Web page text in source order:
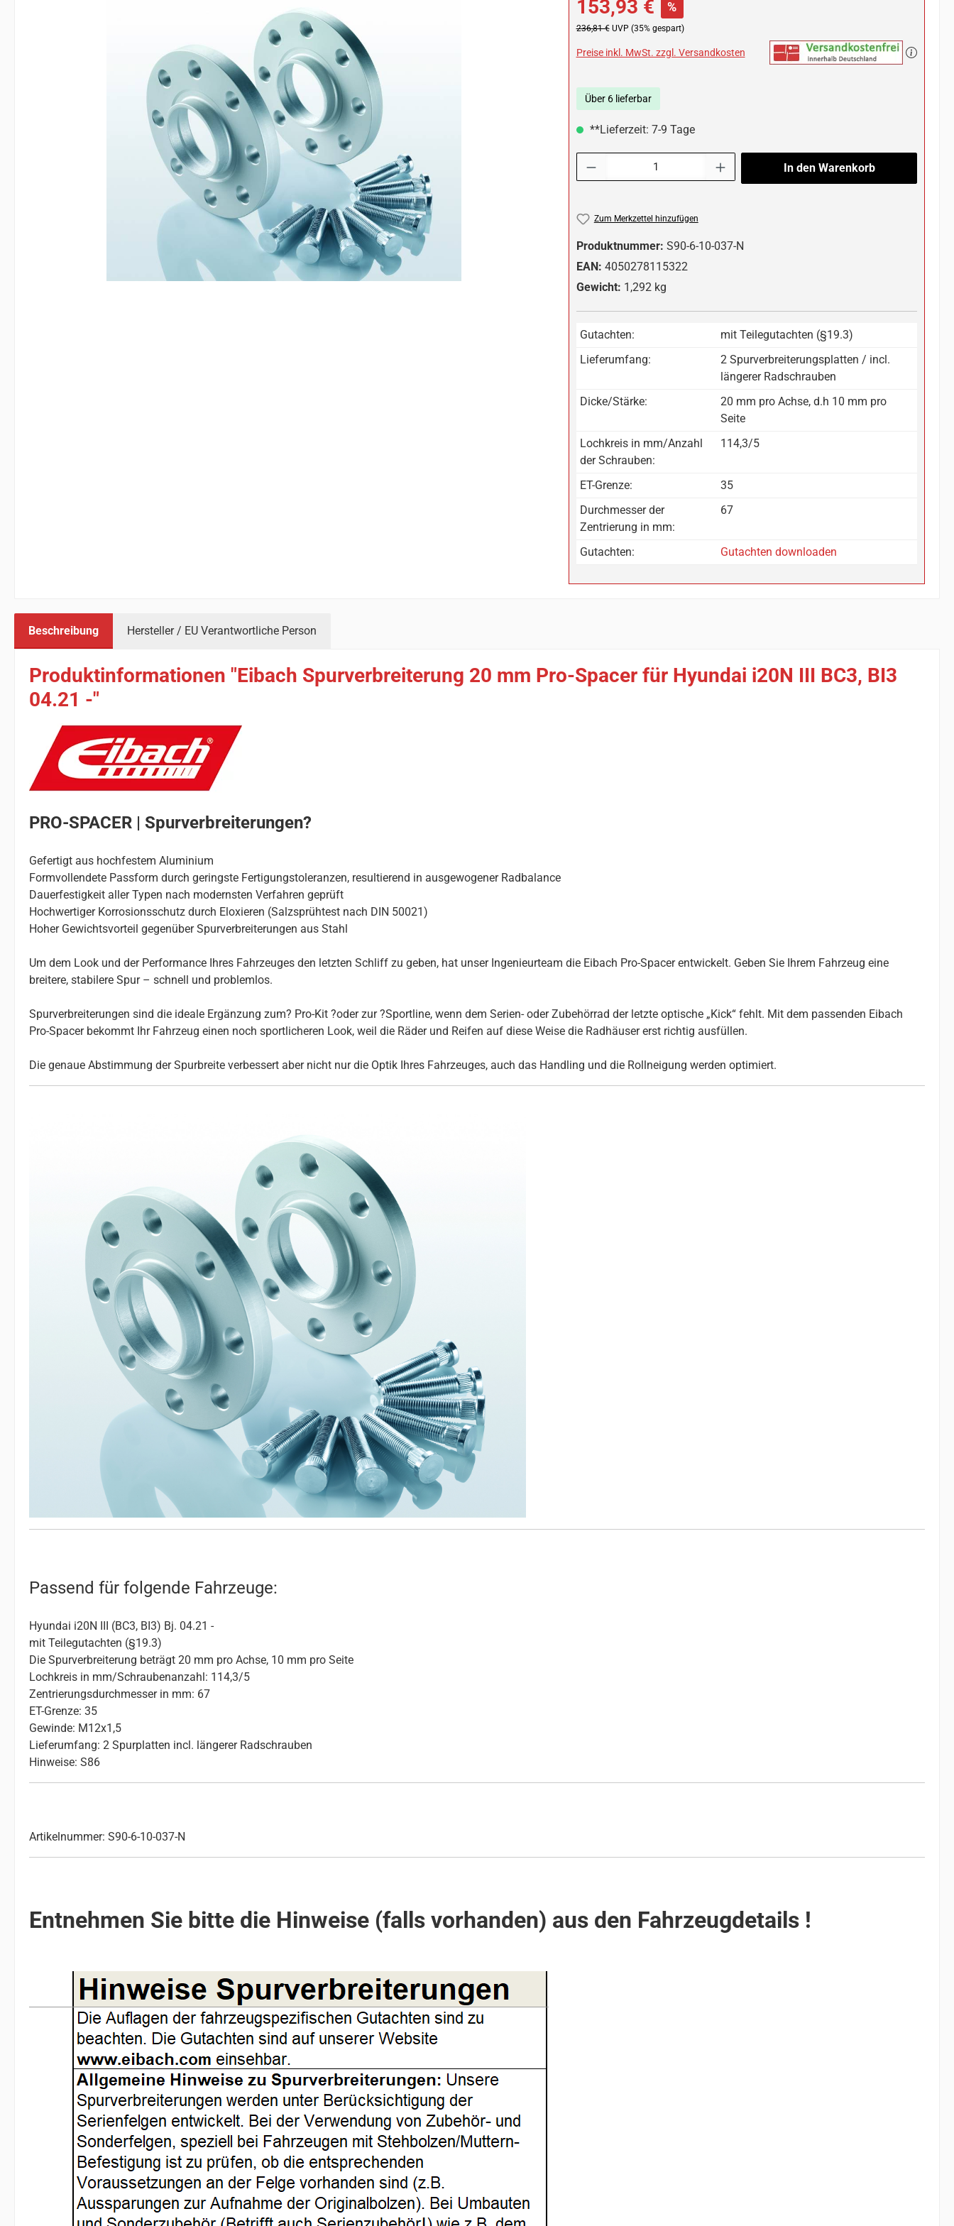
153,93 € %
Regulärer Preis:
236,81 € UVP (35% gespart)
Preise inkl. MwSt. zzgl. Versandkosten
Über 6 lieferbar
**Lieferzeit: 7-9 Tage
In den Warenkorb
Zum Merkzettel hinzufügen
Produktnummer: S90-6-10-037-N
EAN: 4050278115322
Gewicht: 1,292 kg
Gutachten:
mit Teilegutachten (§19.3)
Lieferumfang:
2 Spurverbreiterungsplatten / incl.
längerer Radschrauben
Dicke/Stärke:
20 mm pro Achse, d.h 10 mm pro
Seite
Lochkreis in mm/Anzahl
der Schrauben:
114,3/5
ET-Grenze:
35
Durchmesser der
Zentrierung in mm:
67
Gutachten: Gutachten downloaden
Beschreibung Hersteller / EU Verantwortliche Person
Produktinformationen "Eibach Spurverbreiterung 20 mm Pro-Spacer für Hyundai i20N III BC3, BI3
04.21 -"
PRO-SPACER | Spurverbreiterungen?
Gefertigt aus hochfestem Aluminium
Formvollendete Passform durch geringste Fertigungstoleranzen, resultierend in ausgewogener Radbalance
Dauerfestigkeit aller Typen nach modernsten Verfahren geprüft
Hochwertiger Korrosionsschutz durch Eloxieren (Salzsprühtest nach DIN 50021)
Hoher Gewichtsvorteil gegenüber Spurverbreiterungen aus Stahl
Um dem Look und der Performance Ihres Fahrzeuges den letzten Schliff zu geben, hat unser Ingenieurteam die Eibach Pro-Spacer entwickelt. Geben Sie Ihrem Fahrzeug eine
breitere, stabilere Spur – schnell und problemlos.
Spurverbreiterungen sind die ideale Ergänzung zum? Pro-Kit ?oder zur ?Sportline, wenn dem Serien- oder Zubehörrad der letzte optische „Kick“ fehlt. Mit dem passenden Eibach
Pro-Spacer bekommt Ihr Fahrzeug einen noch sportlicheren Look, weil die Räder und Reifen auf diese Weise die Radhäuser erst richtig ausfüllen.
Die genaue Abstimmung der Spurbreite verbessert aber nicht nur die Optik Ihres Fahrzeuges, auch das Handling und die Rollneigung werden optimiert.
Passend für folgende Fahrzeuge:
Hyundai i20N III (BC3, BI3) Bj. 04.21 -
mit Teilegutachten (§19.3)
Die Spurverbreiterung beträgt 20 mm pro Achse, 10 mm pro Seite
Lochkreis in mm/Schraubenanzahl: 114,3/5
Zentrierungsdurchmesser in mm: 67
ET-Grenze: 35
Gewinde: M12x1,5
Lieferumfang: 2 Spurplatten incl. längerer Radschrauben
Hinweise: S86
Artikelnummer: S90-6-10-037-N
Entnehmen Sie bitte die Hinweise (falls vorhanden) aus den Fahrzeugdetails !